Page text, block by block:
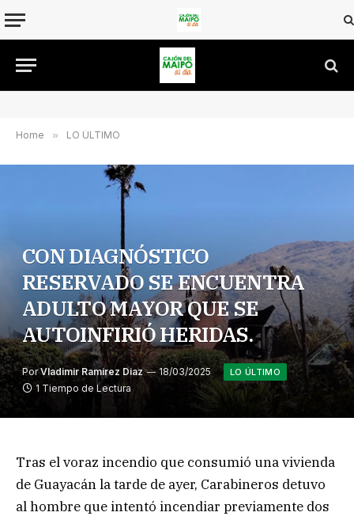
Home » LO ÚLTIMO
CON DIAGNÓSTICO
RESERVADO SE ENCUENTRA
ADULTO MAYOR QUE SE
AUTOINFIRIÓ HERIDAS.
Por Vladimir Ramirez Diaz 18/03/2025 LO ÚLTIMO
1 Tiempo de Lectura
Tras el voraz incendio que consumió una vivienda
de Guayacán la tarde de ayer, Carabineros detuvo
al hombre que intentó incendiar previamente dos